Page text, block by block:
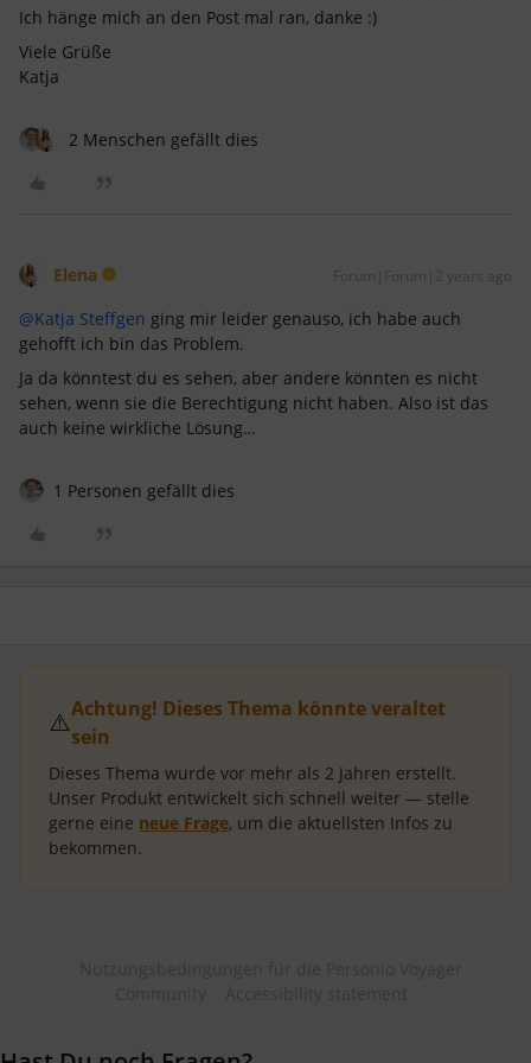
Ich hänge mich an den Post mal ran, danke :)
Viele Grüße
Katja
2 Menschen gefällt dies
Elena Forum|Forum|2 years ago
@Katja Steffgen ging mir leider genauso, ich habe auch
gehofft ich bin das Problem.
Ja da könntest du es sehen, aber andere könnten es nicht
sehen, wenn sie die Berechtigung nicht haben. Also ist das
auch keine wirkliche Lösung…
1 Personen gefällt dies
⚠️Achtung! Dieses Thema könnte veraltet
sein
Dieses Thema wurde vor mehr als 2 Jahren erstellt.
Unser Produkt entwickelt sich schnell weiter — stelle
gerne eine neue Frage, um die aktuellsten Infos zu
bekommen.